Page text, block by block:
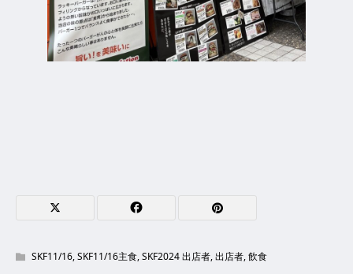
SKF11/16,SKF11/16主食,SKF2024 出店者,出店者,飲食